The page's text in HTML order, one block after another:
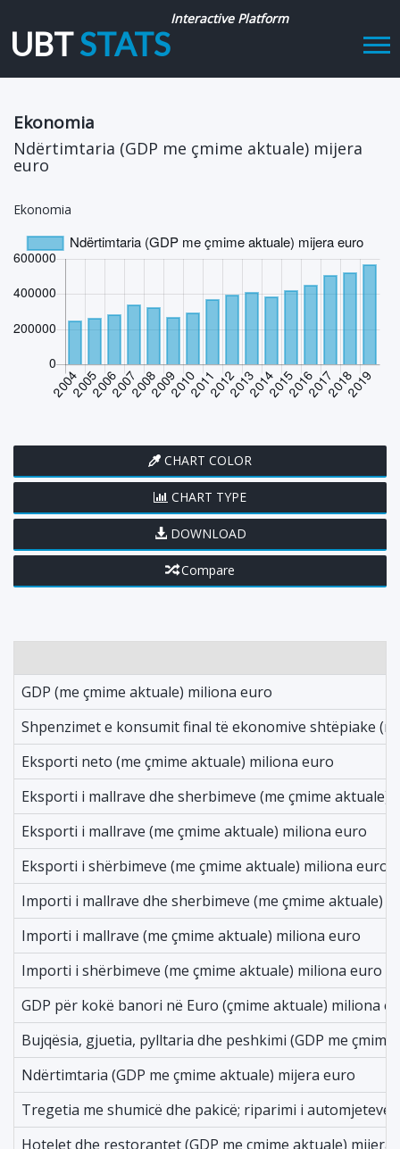
UBTSTATS
Interactive Platform
Ekonomia
Ndërtimtaria (GDP me çmime aktuale) mijera
euro
Ekonomia
CHART COLOR
CHART TYPE
DOWNLOAD
Compare
GDP (me çmime aktuale) miliona euro
Shpenzimet e konsumit final të ekonomive shtëpiake
Eksporti neto (me çmime aktuale) miliona euro
Eksporti i mallrave dhe sherbimeve (me çmime aktuale)
Eksporti i mallrave (me çmime aktuale) miliona euro
Eksporti i shërbimeve (me çmime aktuale) miliona euro
Importi i mallrave dhe sherbimeve (me çmime aktuale)
Importi i mallrave (me çmime aktuale) miliona euro
Importi i shërbimeve (me çmime aktuale) miliona euro
GDP për kokë banori në Euro (çmime aktuale) miliona
Bujqësia, gjuetia, pylltaria dhe peshkimi (GDP me
Ndërtimtaria (GDP me çmime aktuale) mijera euro
Tregetia me shumicë dhe pakicë; riparimi i
Hotelet dhe restorantet (GDP me çmime aktuale) mijera